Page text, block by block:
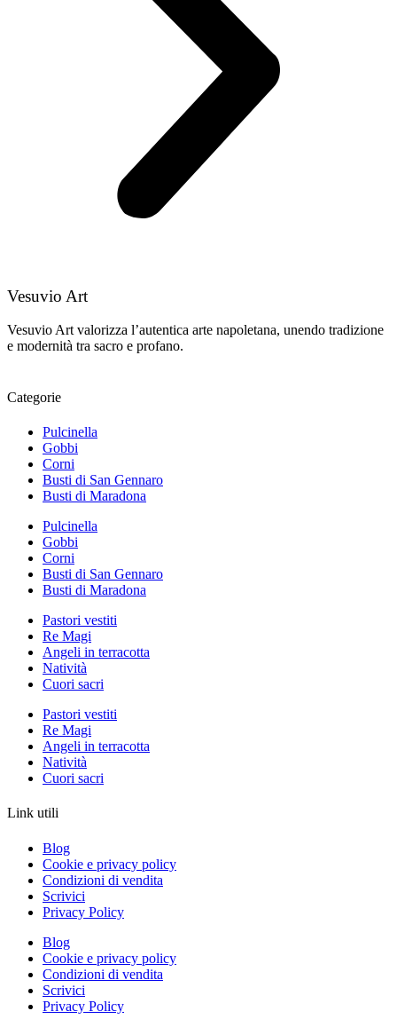
Vesuvio Art
Vesuvio Art valorizza l’autentica arte napoletana, unendo tradizione
e modernità tra sacro e profano.
Categorie
Pulcinella
Gobbi
Corni
Busti di San Gennaro
Busti di Maradona
Pulcinella
Gobbi
Corni
Busti di San Gennaro
Busti di Maradona
Pastori vestiti
Re Magi
Angeli in terracotta
Natività
Cuori sacri
Pastori vestiti
Re Magi
Angeli in terracotta
Natività
Cuori sacri
Link utili
Blog
Cookie e privacy policy
Condizioni di vendita
Scrivici
Privacy Policy
Blog
Cookie e privacy policy
Condizioni di vendita
Scrivici
Privacy Policy